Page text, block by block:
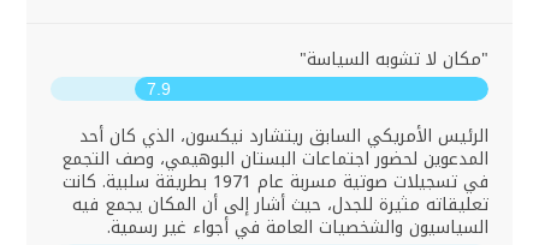
"مكان لا تشوبه السياسة"
7.9
الرئيس الأمريكي السابق ريتشارد نيكسون، الذي كان أحد
المدعوين لحضور اجتماعات البستان البوهيمي، وصف التجمع
في تسجيلات صوتية مسربة عام 1971 بطريقة سلبية. كانت
تعليقاته مثيرة للجدل، حيث أشار إلى أن المكان يجمع فيه
السياسيون والشخصيات العامة في أجواء غير رسمية.